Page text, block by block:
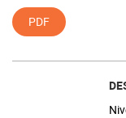
PDF